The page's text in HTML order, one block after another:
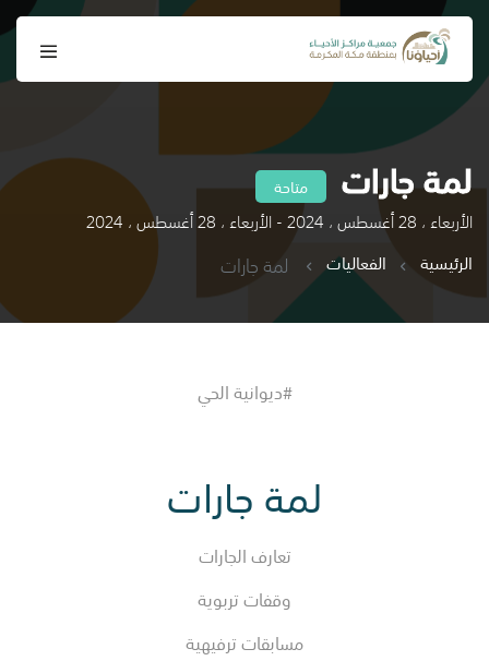
لمة جارات متاحة
الأربعاء ، 28 أغسطس ، 2024 - الأربعاء ، 28 أغسطس ، 2024
الرئيسية
الفعاليات لمة جارات
#ديوانية الحي
لمة جارات
تعارف الجارات
وقفات تربوية
مسابقات ترفيهية